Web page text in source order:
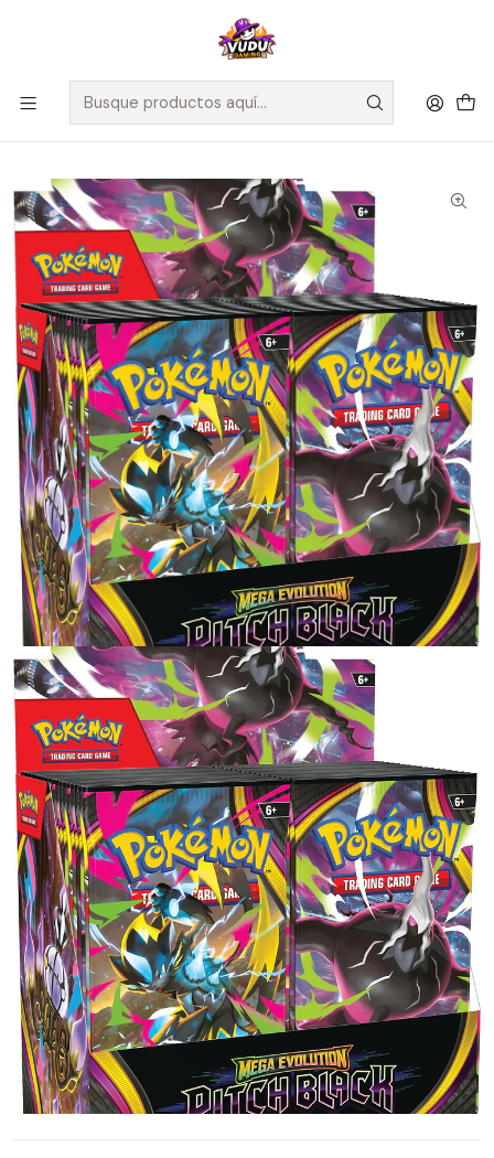
🚀 ¡Despachamos a todo Chile! Envío GRATIS a Regiones sobre
$100.000 y a RM sobre $35.000
Juegos de Cartas TCG Pokémon Sellados Pokémon
Pokemon TCG: Mega Evolution Pitch Black- Booster Box -
Inglés